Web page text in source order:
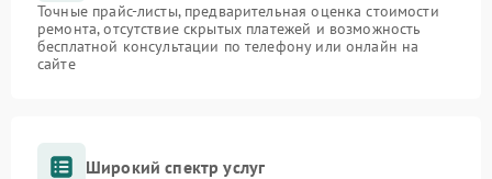
Точные прайс-листы, предварительная оценка стоимости
ремонта, отсутствие скрытых платежей и возможность
бесплатной консультации по телефону или онлайн на
сайте
Широкий спектр услуг